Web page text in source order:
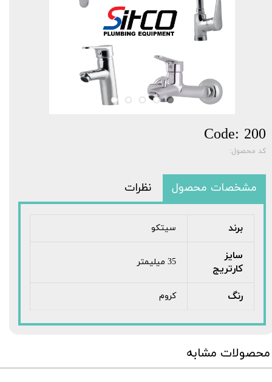
Code: 200
کد محصول:
مشخصات محصول نظرات
برند سیتکو
سایز
کارتریج
35 میلیمتر
رنگ کروم
محصولات مشابه